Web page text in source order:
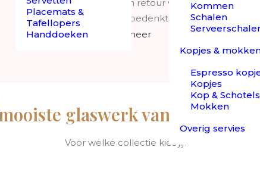
Placemats &
Tafellopers
Handdoeken
Kommen
Schalen
Kopjes &
Espresso
Kopjes
Kop & Schotels
Mokken
Overig servies
✓ Gratis verzending en retour vanaf € 50,-
✓ 30 dagen bedenktijd.
de vakmensen van Anna von Lipa. Kristalglas,
gekke collecties hebben we in ons assortiment
Lees meer
glaswerk van Anna von
Voor welke collectie kies jij?